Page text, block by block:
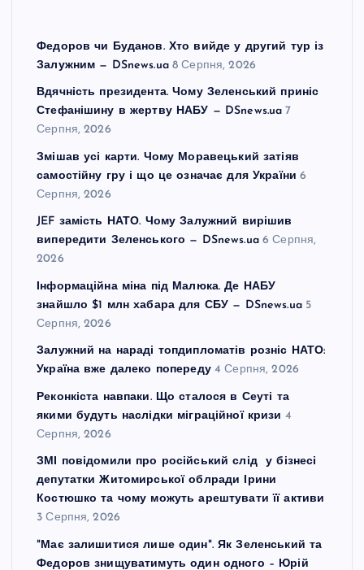
Федоров чи Буданов. Хто вийде у другий тур із
Залужним — DSnews.ua 8 Серпня, 2026
Вдячність президента. Чому Зеленський приніс
Стефанішину в жертву НАБУ — DSnews.ua 7
Серпня, 2026
Змішав усі карти. Чому Моравецький затіяв
самостійну гру і що це означає для України 6
Серпня, 2026
JEF замість НАТО. Чому Залужний вирішив
випередити Зеленського — DSnews.ua 6 Серпня,
2026
Інформаційна міна під Малюка. Де НАБУ
знайшло $1 млн хабара для СБУ — DSnews.ua 5
Серпня, 2026
Залужний на нараді топдипломатів розніс НАТО:
Україна вже далеко попереду 4 Серпня, 2026
Реконкіста навпаки. Що сталося в Сеуті та
якими будуть наслідки міграційної кризи 4
Серпня, 2026
ЗМІ повідомили про російський слід у бізнесі
депутатки Житомирської облради Ірини
Костюшко та чому можуть арештувати її активи
3 Серпня, 2026
"Має залишитися лише один". Як Зеленський та
Федоров знищуватимуть один одного – Юрій